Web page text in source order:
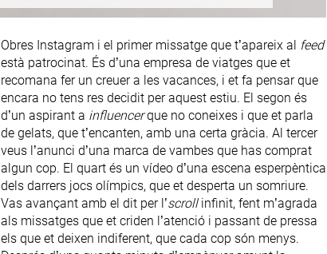
Obres Instagram i el primer missatge que t’apareix al feed
està patrocinat. És d’una empresa de viatges que et
recomana fer un creuer a les vacances, i et fa pensar que
encara no tens res decidit per aquest estiu. El segon és
d’un aspirant a influencerque no coneixes i que et parla
de gelats, que t’encanten, amb una certa gràcia. Al tercer
veus l’anunci d’una marca de vambes que has comprat
algun cop. El quart és un vídeo d’una escena esperpèntica
dels darrers jocs olímpics, que et desperta un somriure.
Vas avançant amb el dit per l’scrollinfinit, fent m’agrada
als missatges que et criden l’atenció i passant de pressa
els que et deixen indiferent, que cada cop són menys.